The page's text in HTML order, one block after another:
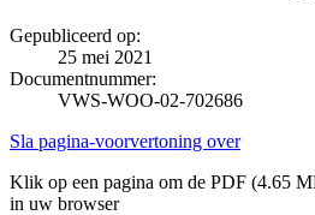
Gepubliceerd op:
25 mei 2021
Documentnummer:
VWS-WOO-02-702686
Sla pagina-voorvertoning over
Klik op een pagina om de PDF (4.65
in uw browser